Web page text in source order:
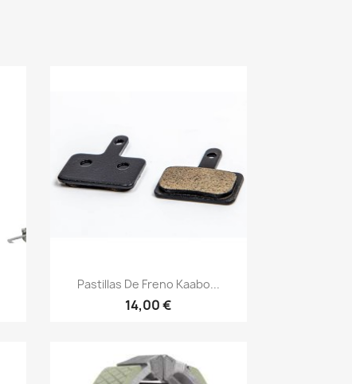
Vista rápida
Pastillas De Freno Kaabo...
14,00 €